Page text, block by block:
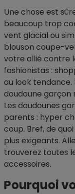
Une chose est
beaucoup trop
vent glacial ou
blouson coupe-
votre allié contre
fashionistas :
au look tendance.
doudoune
Les doudounes
parents : hyper
coup. Bref, de
plus exigeants.
trouverez toutes
accessoires.
Pourquoi